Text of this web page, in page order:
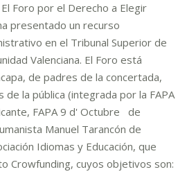
El Foro por el Derecho a Elegir
presentado un recurso
en el Tribunal Superior de
Valenciana. El Foro está
de padres de la concertada,
de la pública (integrada por la FAPA
FAPA 9 d' Octubre de
Manuel Tarancón de
Idiomas y Educación, que
Crowfunding, cuyos objetivos son: